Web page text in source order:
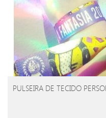
PULSEIRA DE TECIDO